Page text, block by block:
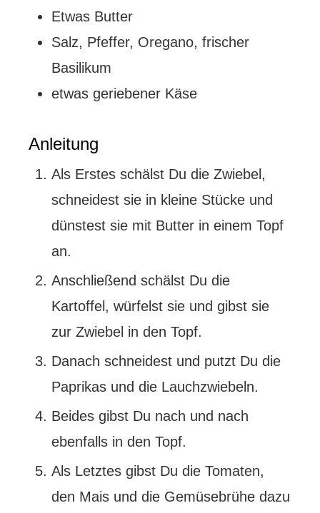
Etwas Butter
Salz, Pfeffer, Oregano, frischer
Basilikum
etwas geriebener Käse
Anleitung
Als Erstes schälst Du die Zwiebel,
schneidest sie in kleine Stücke und
dünstest sie mit Butter in einem Topf
an.
Anschließend schälst Du die
Kartoffel, würfelst sie und gibst sie
zur Zwiebel in den Topf.
Danach schneidest und putzt Du die
Paprikas und die Lauchzwiebeln.
Beides gibst Du nach und nach
ebenfalls in den Topf.
Als Letztes gibst Du die Tomaten,
den Mais und die Gemüsebrühe dazu